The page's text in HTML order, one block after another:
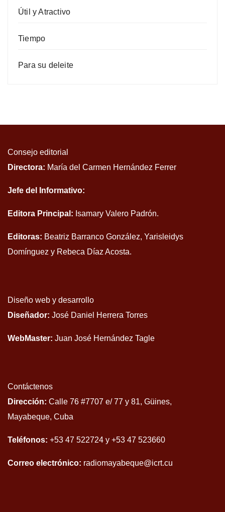
Útil y Atractivo
Tiempo
Para su deleite
Consejo editorial
Directora: María del Carmen Hernández Ferrer
Jefe del Informativo:
Editora Principal: Isamary Valero Padrón.
Editoras: Beatriz Barranco González, Yarisleidys
Domínguez y Rebeca Díaz Acosta.
Diseño web y desarrollo
Diseñador: José Daniel Herrera Torres
WebMaster: Juan José Hernández Tagle
Contáctenos
Dirección: Calle 76 #7707 e/ 77 y 81, Güines,
Mayabeque, Cuba
Teléfonos: +53 47 522724 y +53 47 523660
Correo electrónico: radiomayabeque@icrt.cu